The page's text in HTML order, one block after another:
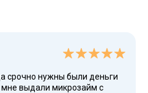
срочно нужны были деньги
мне выдали микрозайм с